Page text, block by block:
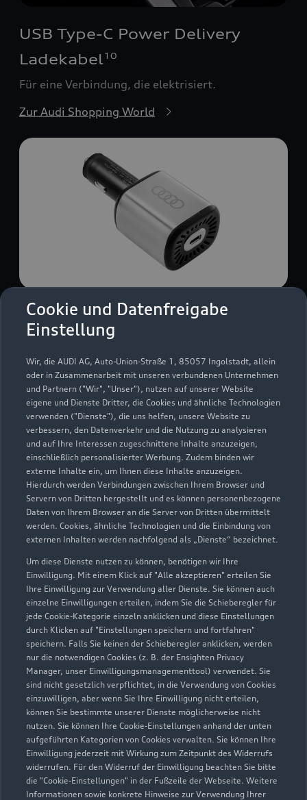
Cookie und Datenfreigabe
Einstellung
Wir, die AUDI AG, Auto-Union-Straße 1, 85057 Ingolstadt, allein
oder in Zusammenarbeit mit unseren verbundenen Unternehmen
und Partnern ("Wir", "Unser"), nutzen auf unserer Website
eigene und Dienste Dritter, die Cookies und ähnliche Technologien
verwenden ("Dienste"), die uns helfen, unsere Website zu
verbessern, den Datenverkehr und die Nutzung zu analysieren
und auf Ihre Interessen zugeschnittene Inhalte anzuzeigen,
einschließlich personalisierter Werbung. Zudem binden wir
externe Inhalte ein, um Ihnen diese Inhalte anzuzeigen.
Hierdurch werden Verbindungen zwischen Ihrem Browser und
Servern von Dritten hergestellt und es können personenbezogene
Daten von Ihrem Browser an die Server von Dritten übermittelt
werden. Cookies, ähnliche Technologien und die Einbindung von
externen Inhalten werden nachfolgend als „Dienste“ bezeichnet.
Um diese Dienste nutzen zu können, benötigen wir Ihre
Einwilligung. Mit einem Klick auf "Alle akzeptieren" erteilen Sie
Ihre Einwilligung zur Verwendung aller Dienste. Sie können auch
einzelne Einwilligungen erteilen, indem Sie die Schieberegler für
jede Cookie-Kategorie einzeln anklicken und diese Einstellungen
durch Klicken auf "Einstellungen speichern und fortfahren"
speichern. Falls Sie keinen der Schieberegler anklicken, werden
nur die notwendigen Cookies (z. B. der Ensighten Privacy
Manager, unser Einwilligungsmanagementtool) verwendet. Sie
sind nicht gesetzlich verpflichtet, in die Verwendung von Cookies
einzuwilligen, aber wenn Sie Ihre Einwilligung nicht erteilen,
können Sie bestimmte unserer Dienste möglicherweise nicht
nutzen. Sie können Ihre Cookie-Einstellungen anhand der unten
aufgeführten Kategorien von Cookies verwalten. Sie können Ihre
Einwilligung jederzeit mit Wirkung zum Zeitpunkt des Widerrufs
widerrufen. Für den Widerruf der Einwilligung beachten Sie bitte
die "Cookie-Einstellungen" in der Fußzeile der Webseite. Weitere
Informationen sowie konkrete Hinweise zur Verwendung Ihrer
USB Type-C Power Delivery
Ladekabel10
Für eine Verbindung, die elektrisiert.
Zur Audi Shopping World
USB Power-Ladegerät
USB Power-Ladegerät für schnelles und
komfortables Laden von Mobiltelefonen, Tablets
oder Laptops.
Zur Audi Shopping World
Audi Pflegemitteltasche
Sommer
Damit Ihr Audi auch im Sommer glänzt: die
passende Pflege in einer Tasche.
Zur Audi Shopping World